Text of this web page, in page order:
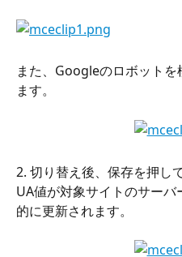
また、Googleのロボット
ます。
2. 切り替え後、保存を押し
UA値が対象サイトのサー
的に更新されます。